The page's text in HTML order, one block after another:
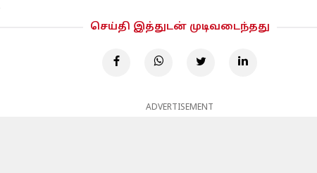
செய்தி இத்துடன் முடிவடைந்தது
ADVERTISEMENT